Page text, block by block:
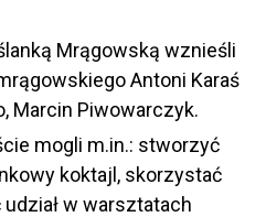
Mrągowską wznieśli
Antoni Karaś
Marcin Piwowarczyk.
mogli m.in.: stworzyć
koktajl, skorzystać
w warsztatach